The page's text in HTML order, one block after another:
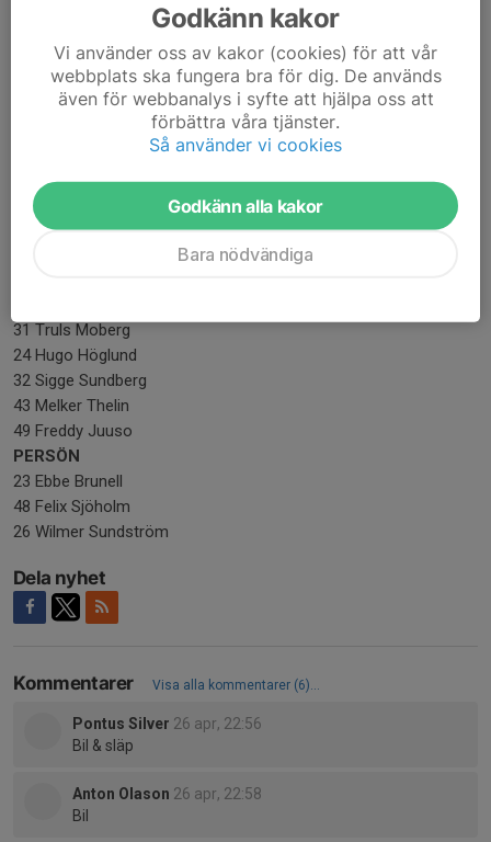
25 Walter Senbom K-byn
34 Sebastian Rojrung K-byn
28 Edvin Larsson Ektjärn
40 Malcolm Niemi Ektjärn
37 Vidar Siverhall Öhemmanet
41 Wilmer Thorell Öhemmanet
33 Amir Ali Saberi Öhemmanet
38 Leon Jatko Stadsön
22 Einar Antonsson Stadsön
46 Ludvig Pääjärvi Stranden
31 Truls Moberg
24 Hugo Höglund
32 Sigge Sundberg
43 Melker Thelin
49 Freddy Juuso
PERSÖN
23 Ebbe Brunell
48 Felix Sjöholm
26 Wilmer Sundström
Dela nyhet
Kommentarer Visa alla kommentarer (6)...
Pontus Silver 26 apr, 22:56
Bil & släp
Anton Olason 26 apr, 22:58
Bil
Godkänn kakor
Vi använder oss av kakor (cookies) för att vår
webbplats ska fungera bra för dig. De används
även för webbanalys i syfte att hjälpa oss att
förbättra våra tjänster.
Så använder vi cookies
Godkänn alla kakor
Bara nödvändiga